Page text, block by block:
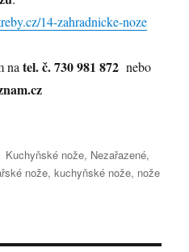
14-zahradnicke-noze
natel. č. 730 981 872 nebo
Rubriky:
Kuchyňské nože, Nezařazené,
nože,kuchyňské nože, nože